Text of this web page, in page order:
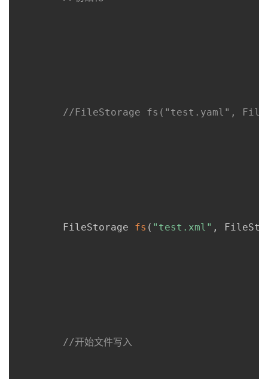
//FileStorage fs("test.yaml",
     	FileStorage
fs ( "test.xml" ,
//开始文件写入